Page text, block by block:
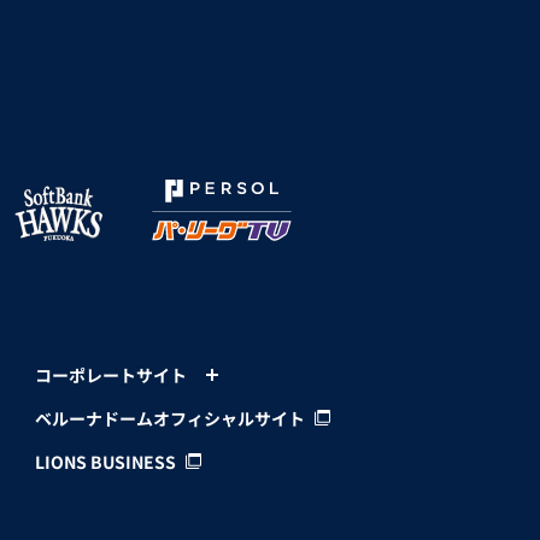
コーポレートサイト
ベルーナドームオフィシャルサイト
LIONS BUSINESS